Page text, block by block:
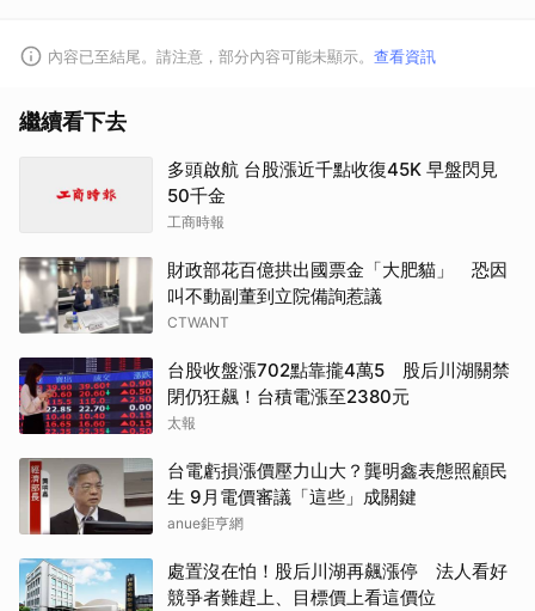
內容已至結尾。請注意，部分內容可能未顯示。 查看資訊
繼續看下去
多頭啟航 台股漲近千點收復45K 早盤閃見
50千金
工商時報
財政部花百億拱出國票金「大肥貓」 恐因
叫不動副董到立院備詢惹議
CTWANT
台股收盤漲702點靠攏4萬5 股后川湖關禁
閉仍狂飆！台積電漲至2380元
太報
台電虧損漲價壓力山大？龔明鑫表態照顧民
生 9月電價審議「這些」成關鍵
anue鉅亨網
處置沒在怕！股后川湖再飆漲停 法人看好
競爭者難趕上、目標價上看這價位